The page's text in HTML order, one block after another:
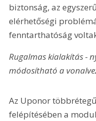
biztonság, az
elérhetőségi
fenntarthatóság
Rugalmas kialakítás -
módosítható a
Az Uponor
felépítésében a